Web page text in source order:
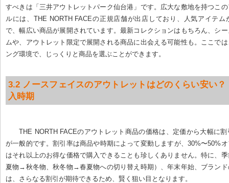
すべきは「三井アウトレットパーク仙台港」です。広大な敷地を持つこ
ルには、THE NORTH FACEの正規店舗が出店しており、人気アイテム
で、幅広い商品が展開されています。最新コレクションはもちろん、シ
ムや、アウトレット限定で展開される商品に出会える可能性も。ここで
ング環境で、じっくりと商品を選ぶことができます。
3.2 ノースフェイスのアウトレットはどのくらい安い？
入時期
THE NORTH FACEのアウトレット商品の価格は、定価から大幅に
が一般的です。割引率は商品や時期によって変動しますが、30%〜50%
はそれ以上のお得な価格で購入できることも珍しくありません。特に、
夏物→秋冬物、秋冬物→春夏物への切り替え時期）、年末年始、ブラン
は、さらなる割引が期待できるため、賢く狙い目となります。